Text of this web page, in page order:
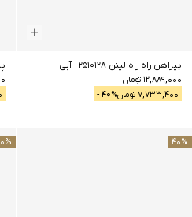
پیراهن راه راه لینن 2510128 -آبی
12,889,000تومان
7,733,400 تومان 40% -
40%
%